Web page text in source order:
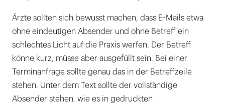
Ärzte sollten sich bewusst machen, dass E-Mails etwa
ohne eindeutigen Absender und ohne Betreff ein
schlechtes Licht auf die Praxis werfen. Der Betreff
könne kurz, müsse aber ausgefüllt sein. Bei einer
Terminanfrage sollte genau das in der Betreffzeile
stehen. Unter dem Text sollte der vollständige
Absender stehen, wie es in gedruckten